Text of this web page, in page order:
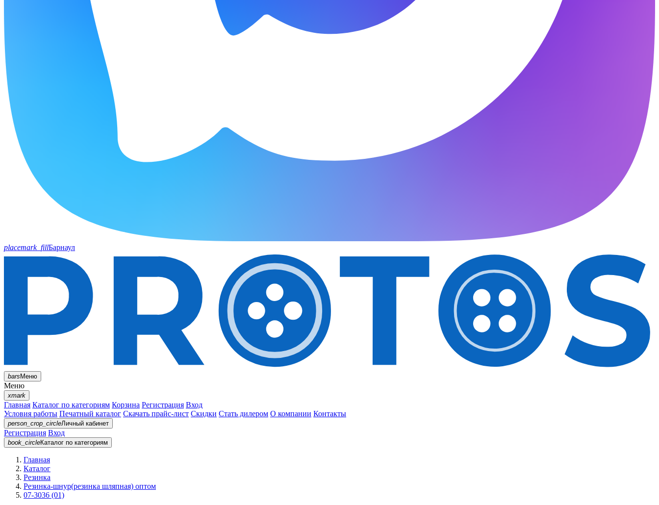
placemark_fillБарнаул
barsМеню
Меню
xmark
Главная Каталог по категориям Корзина Регистрация Вход
Условия работы Печатный каталог Скачать прайс-лист Скидки Стать дилером О компании Контакты
person_crop_circleЛичный кабинет
Регистрация Вход
book_circleКаталог по категориям
Главная
Каталог
Резинка
Резинка-шнур(резинка шляпная) оптом
07-3036 (01)